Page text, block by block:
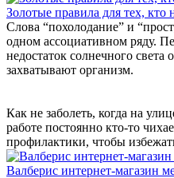
Золотые правила для тех, кто
Слова “похолодание” и
одном ассоциативном ряду.
недостаток солнечного
захватывают организм.
Как не заболеть, когда на
работе постоянно кто-то
профилактики, чтобы
Валберис интернет-магазин